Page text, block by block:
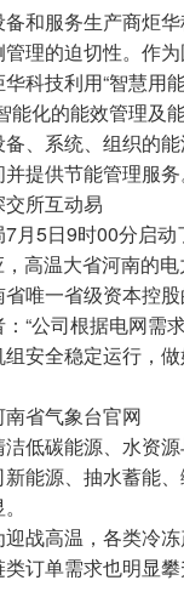
和服务生产商炬
理的迫切性。作
科技利用“智慧用
能化的能效管理及
、系统、组织的
提供节能管理服务
所互动易
月5日9时00分启
高温大省河南的
唯一省级资本控
“公司根据电网需
安全稳定运行，
省气象台官网
低碳能源、水资
能源、抽水蓄能
迎战高温，各类冷
订单需求也明显